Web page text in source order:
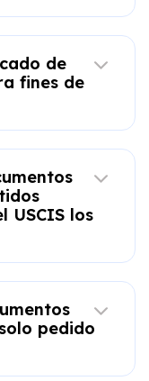
de
fines de
USCIS los
pedido